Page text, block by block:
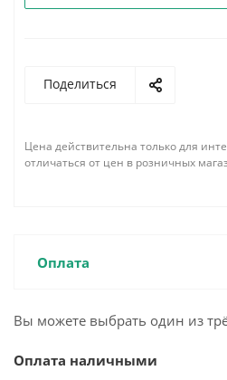
Поделиться
Цена действительна только для
отличаться от цен в розничных
Оплата
Вы можете выбрать один из
Оплата наличными